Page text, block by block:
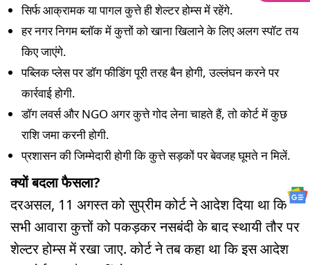
सिर्फ आक्रामक या पागल कुत्ते ही शेल्टर होम्स में रहेंगे.
हर नगर निगम ब्लॉक में कुत्तों को खाना खिलाने के लिए अलग स्पॉट तय
किए जाएंगे.
पब्लिक प्लेस पर डॉग फीडिंग पूरी तरह बैन होगी, उल्लंघन करने पर
कार्रवाई होगी.
डॉग लवर्स और NGO अगर कुत्ते गोद लेना चाहते हैं, तो कोर्ट में कुछ
राशि जमा करनी होगी.
प्रशासन की जिम्मेदारी होगी कि कुत्ते सड़कों पर बेवजह घूमते न मिलें.
क्यों बदला फैसला?
दरअसल, 11 अगस्त को सुप्रीम कोर्ट ने आदेश दिया था कि
सभी आवारा कुत्तों को पकड़कर नसबंदी के बाद स्थायी तौर पर
शेल्टर होम्स में रखा जाए. कोर्ट ने तब कहा था कि इस आदेश